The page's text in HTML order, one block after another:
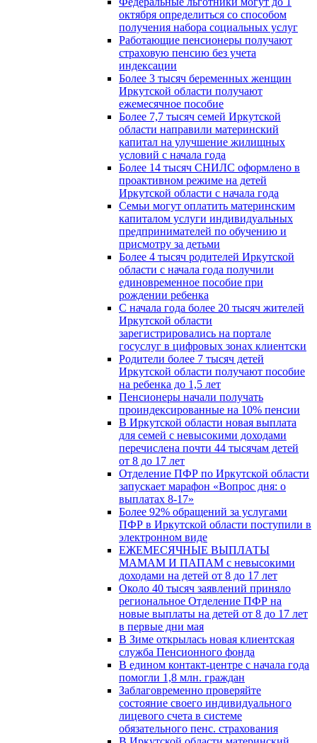
октября определиться со способом
получения набора социальных услуг
Работающие пенсионеры получают
страховую пенсию без учета
индексации
Более 3 тысяч беременных женщин
Иркутской области получают
ежемесячное пособие
Более 7,7 тысяч семей Иркутской
области направили материнский
капитал на улучшение жилищных
условий с начала года
Более 14 тысяч СНИЛС оформлено в
проактивном режиме на детей
Иркутской области с начала года
Семьи могут оплатить материнским
капиталом услуги индивидуальных
предпринимателей по обучению и
присмотру за детьми
Более 4 тысяч родителей Иркутской
области с начала года получили
единовременное пособие при
рождении ребенка
С начала года более 20 тысяч жителей
Иркутской области
зарегистрировались на портале
госуслуг в цифровых зонах клиентски
Родители более 7 тысяч детей
Иркутской области получают пособие
на ребенка до 1,5 лет
Пенсионеры начали получать
проиндексированные на 10% пенсии
В Иркутской области новая выплата
для семей с невысокими доходами
перечислена почти 44 тысячам детей
от 8 до 17 лет
Отделение ПФР по Иркутской области
запускает марафон «Вопрос дня: о
выплатах 8-17»
Более 92% обращений за услугами
ПФР в Иркутской области поступили в
электронном виде
ЕЖЕМЕСЯЧНЫЕ ВЫПЛАТЫ
МАМАМ И ПАПАМ с невысокими
доходами на детей от 8 до 17 лет
Около 40 тысяч заявлений приняло
региональное Отделение ПФР на
новые выплаты на детей от 8 до 17 лет
в первые дни мая
В Зиме открылась новая клиентская
служба Пенсионного фонда
В едином контакт-центре с начала года
помогли 1,8 млн. граждан
Заблаговременно проверяйте
состояние своего индивидуального
лицевого счета в системе
обязательного пенс. страхования